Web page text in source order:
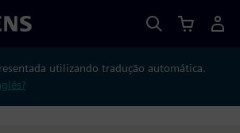
utilizando tradução automática.